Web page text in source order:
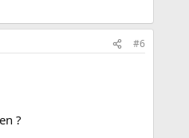
#6
?